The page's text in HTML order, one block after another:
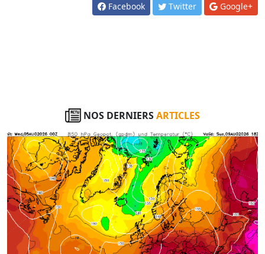
Facebook Twitter Google+
NOS DERNIERSARTICLES